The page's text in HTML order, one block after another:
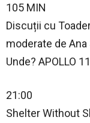
105 MIN
Discuții cu
moderate de
Unde? APOLLO
21:00
Shelter Without